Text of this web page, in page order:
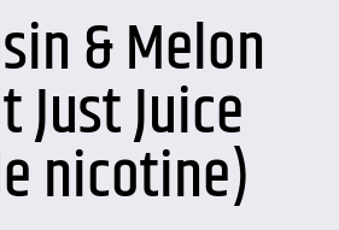
& Melon
Just Juice
nicotine)